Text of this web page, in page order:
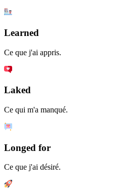
Learned
Ce que j'ai appris.
Laked
Ce qui m'a manqué.
Longed for
Ce que j'ai désiré.